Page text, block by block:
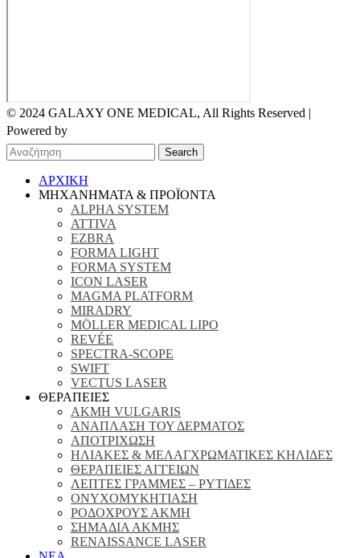
© 2024 GALAXY ONE MEDICAL, All Rights Reserved |
Powered by
Search
ΑΡΧΙΚΗ
ΜΗΧΑΝΗΜΑΤΑ & ΠΡΟΪΟΝΤΑ
ALPHA SYSTEM
ATTIVA
EZBRA
FORMA LIGHT
FORMA SYSTEM
ICON LASER
MAGMA PLATFORM
MIRADRY
MÖLLER MEDICAL LIPO
REVÉE
SPECTRA-SCOPE
SWIFT
VECTUS LASER
ΘΕΡΑΠΕΙΕΣ
ΑΚΜΗ VULGARIS
ΑΝΑΠΛΑΣΗ ΤΟΥ ΔΕΡΜΑΤΟΣ
ΑΠΟΤΡΙΧΩΣΗ
ΗΛΙΑΚΕΣ & ΜΕΛΑΓΧΡΩΜΑΤΙΚΕΣ ΚΗΛΙΔΕΣ
ΘΕΡΑΠΕΙΕΣ ΑΓΓΕΙΩΝ
ΛΕΠΤΕΣ ΓΡΑΜΜΕΣ – ΡΥΤΙΔΕΣ
ΟΝΥΧΟΜΥΚΗΤΙΑΣΗ
ΡΟΔΟΧΡΟΥΣ ΑΚΜΗ
ΣΗΜΑΔΙΑ ΑΚΜΗΣ
RENAISSANCE LASER